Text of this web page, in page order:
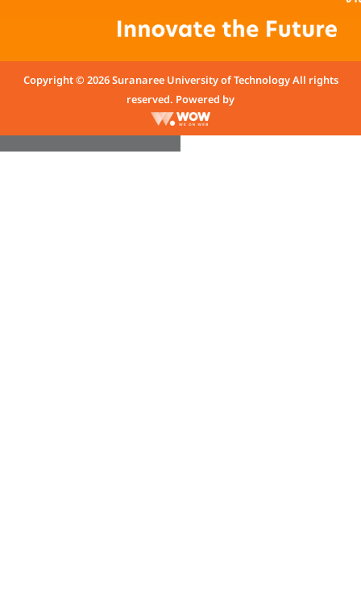
Copyright © 2026 Suranaree University of Technology All rights
reserved. Powered by